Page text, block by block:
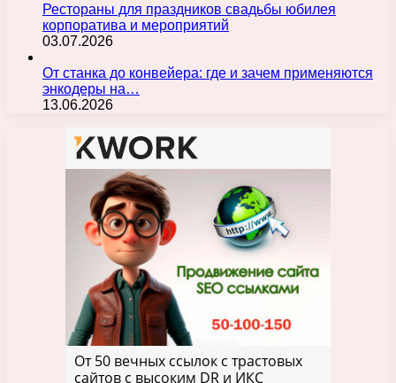
Рестораны для праздников свадьбы юбилея
корпоратива и мероприятий
03.07.2026
От станка до конвейера: где и зачем применяются
энкодеры на…
13.06.2026